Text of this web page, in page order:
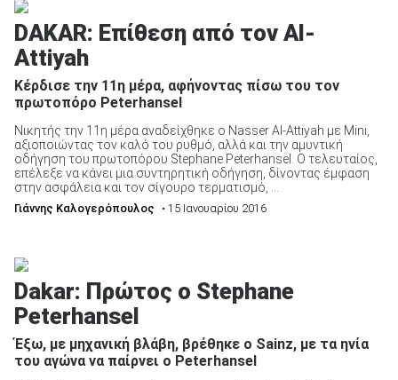
DAKAR: Επίθεση από τον Al-
Attiyah
Κέρδισε την 11η μέρα, αφήνοντας πίσω του τον
πρωτοπόρο Peterhansel
Νικητής την 11η μέρα αναδείχθηκε ο Nasser Al-Attiyah με Mini,
αξιοποιώντας τον καλό του ρυθμό, αλλά και την αμυντική
οδήγηση του πρωτοπόρου Stephane Peterhansel. Ο τελευταίος,
επέλεξε να κάνει μια συντηρητική οδήγηση, δίνοντας έμφαση
στην ασφάλεια και τον σίγουρο τερματισμό, ...
Γιάννης Καλογερόπουλος • 15 Ιανουαρίου 2016
Dakar: Πρώτος ο Stephane
Peterhansel
Έξω, με μηχανική βλάβη, βρέθηκε ο Sainz, με τα ηνία
του αγώνα να παίρνει ο Peterhansel